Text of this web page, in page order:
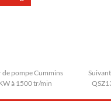
pompe Cummins
à 1500 tr/min